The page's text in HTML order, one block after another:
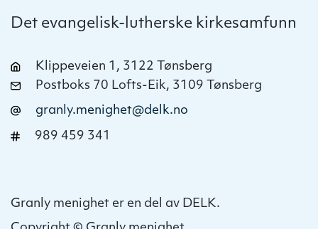
Det evangelisk-lutherske kirkesamfunn
Klippeveien 1, 3122 Tønsberg
Postboks 70 Lofts-Eik, 3109 Tønsberg
granly.menighet@delk.no
989 459 341
Granly menighet er en del av DELK.